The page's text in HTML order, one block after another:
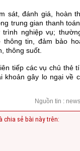
sát, đánh giá, hoàn
trung gian thanh
nghiệp vụ;
tin, đảm bảo
thông suốt.
tiếp các vụ chủ thẻ
khoản gây lo ngại về
Nguồn tin :
chia sẻ bài này trên: